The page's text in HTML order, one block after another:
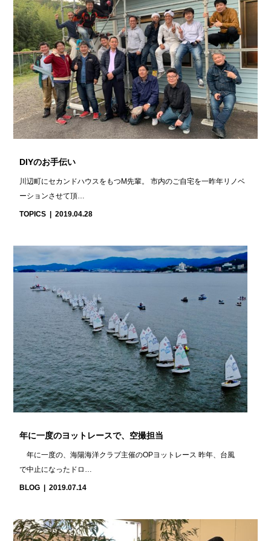
DIYのお手伝い
川辺町にセカンドハウスをもつM先輩。 市内のご自宅を一昨年リノベ
ーションさせて頂…
TOPICS 2019.04.28
年に一度のヨットレースで、空撮担当
年に一度の、海陽海洋クラブ主催のOPヨットレース 昨年、台風
で中止になったドロ…
BLOG 2019.07.14